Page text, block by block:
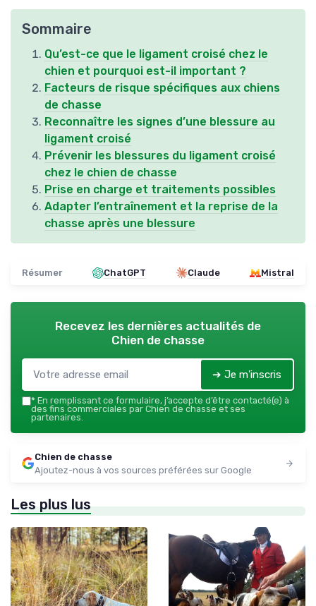
Sommaire
Qu’est-ce que le ligament croisé chez le
chien et pourquoi est-il important ?
Facteurs de risque spécifiques aux chiens
de chasse
Reconnaître les signes d’une blessure au
ligament croisé
Prévenir les blessures du ligament croisé
chez le chien de chasse
Prise en charge et traitements possibles
Adapter l’entraînement et la reprise de la
chasse après une blessure
Résumer ChatGPT Claude Mistral
Recevez les dernières actualités de
Chien de chasse
➔ Je m'inscris
* En remplissant ce formulaire, j’accepte d’être contacté(e) à
des fins commerciales par Chien de chasse et ses
partenaires.
Chien de chasse
Ajoutez-nous à vos sources préférées sur Google
Les plus lus